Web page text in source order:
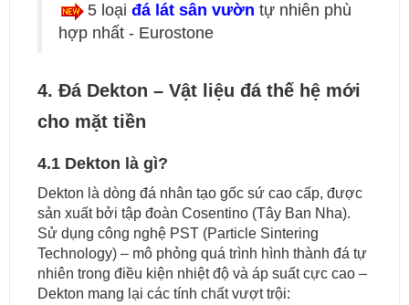
5 loại đá lát sân vườn tự nhiên phù
hợp nhất - Eurostone
4. Đá Dekton – Vật liệu đá thế hệ mới
cho mặt tiền
4.1 Dekton là gì?
Dekton là dòng đá nhân tạo gốc sứ cao cấp, được
sản xuất bởi tập đoàn Cosentino (Tây Ban Nha).
Sử dụng công nghệ PST (Particle Sintering
Technology) – mô phỏng quá trình hình thành đá tự
nhiên trong điều kiện nhiệt độ và áp suất cực cao –
Dekton mang lại các tính chất vượt trội: